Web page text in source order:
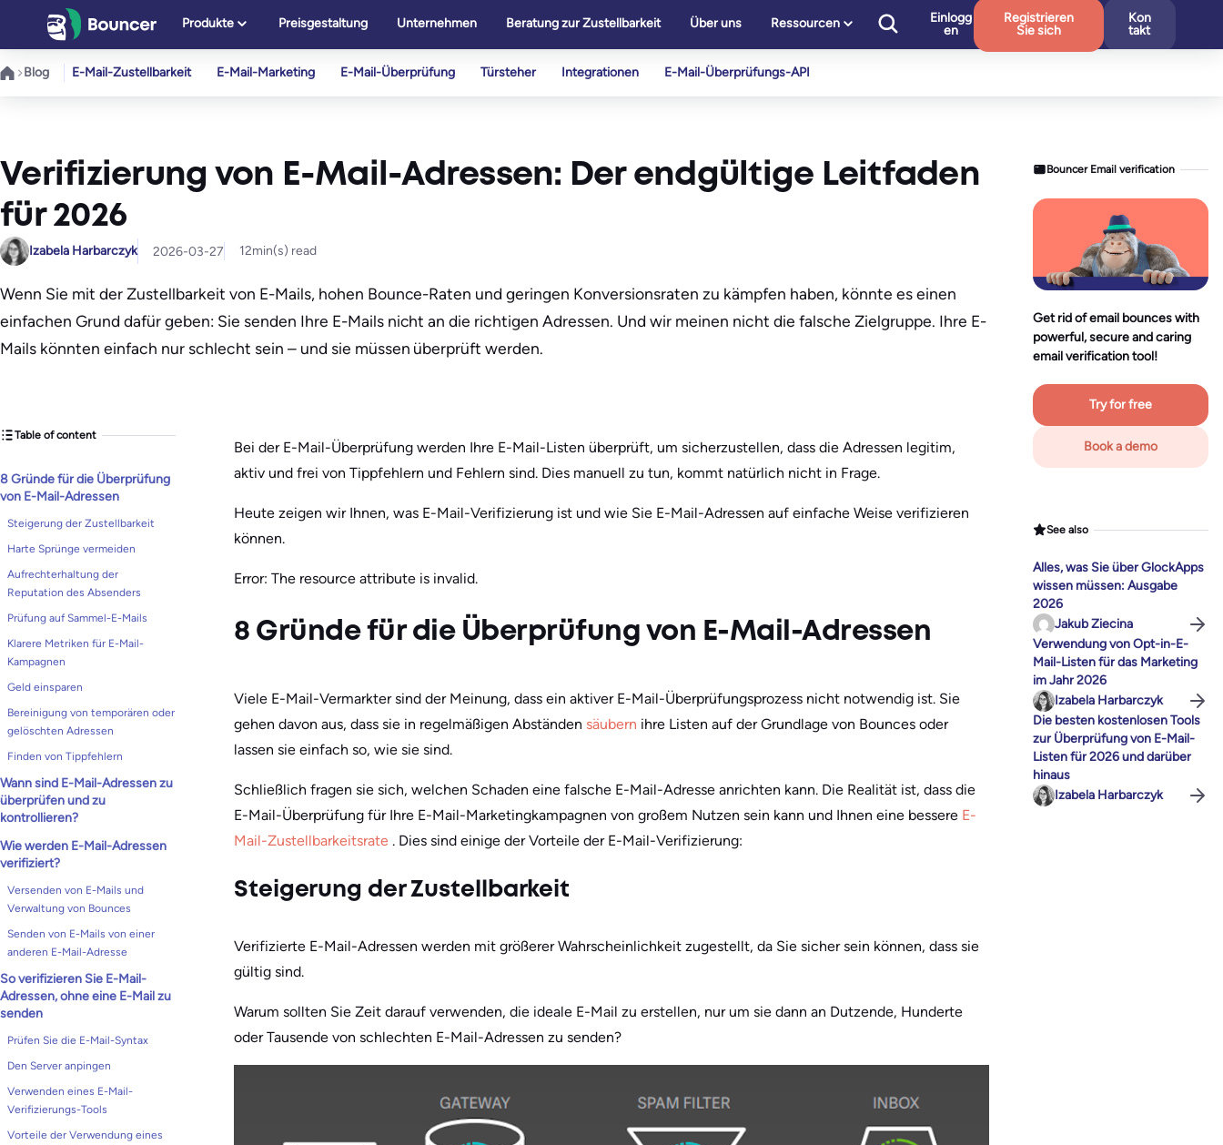
springen
Produkte Preisgestaltung Unternehmen Beratung zur Zustellbarkeit Über uns Ressourcen
Einlogg
en
Registrieren
Sie sich
Kon
takt
Blog E-Mail-Zustellbarkeit E-Mail-Marketing E-Mail-Überprüfung Türsteher Integrationen E-Mail-Überprüfungs-API
Verifizierung von E-Mail-Adressen: Der endgültige Leitfaden
für 2026
Izabela Harbarczyk 2026-03-27 12min(s) read
Wenn Sie mit der Zustellbarkeit von E-Mails, hohen Bounce-Raten und geringen Konversionsraten zu kämpfen haben, könnte es einen
einfachen Grund dafür geben: Sie senden Ihre E-Mails nicht an die richtigen Adressen. Und wir meinen nicht die falsche Zielgruppe. Ihre E-
Mails könnten einfach nur schlecht sein – und sie müssen überprüft werden.
Table of content
8 Gründe für die Überprüfung
von E-Mail-Adressen
Steigerung der Zustellbarkeit
Harte Sprünge vermeiden
Aufrechterhaltung der
Reputation des Absenders
Prüfung auf Sammel-E-Mails
Klarere Metriken für E-Mail-
Kampagnen
Geld einsparen
Bereinigung von temporären oder
gelöschten Adressen
Finden von Tippfehlern
Wann sind E-Mail-Adressen zu
überprüfen und zu
kontrollieren?
Wie werden E-Mail-Adressen
verifiziert?
Versenden von E-Mails und
Verwaltung von Bounces
Senden von E-Mails von einer
anderen E-Mail-Adresse
So verifizieren Sie E-Mail-
Adressen, ohne eine E-Mail zu
senden
Prüfen Sie die E-Mail-Syntax
Den Server anpingen
Verwenden eines E-Mail-
Verifizierungs-Tools
Vorteile der Verwendung eines
Bei der E-Mail-Überprüfung werden Ihre E-Mail-Listen überprüft, um sicherzustellen, dass die Adressen legitim,
aktiv und frei von Tippfehlern und Fehlern sind. Dies manuell zu tun, kommt natürlich nicht in Frage.
Heute zeigen wir Ihnen, was E-Mail-Verifizierung ist und wie Sie E-Mail-Adressen auf einfache Weise verifizieren
können.
Error: The resource attribute is invalid.
8 Gründe für die Überprüfung von E-Mail-Adressen
Viele E-Mail-Vermarkter sind der Meinung, dass ein aktiver E-Mail-Überprüfungsprozess nicht notwendig ist. Sie
gehen davon aus, dass sie in regelmäßigen Abständen säubern ihre Listen auf der Grundlage von Bounces oder
lassen sie einfach so, wie sie sind.
Schließlich fragen sie sich, welchen Schaden eine falsche E-Mail-Adresse anrichten kann. Die Realität ist, dass die
E-Mail-Überprüfung für Ihre E-Mail-Marketingkampagnen von großem Nutzen sein kann und Ihnen eine bessere E-
Mail-Zustellbarkeitsrate . Dies sind einige der Vorteile der E-Mail-Verifizierung:
Steigerung der Zustellbarkeit
Verifizierte E-Mail-Adressen werden mit größerer Wahrscheinlichkeit zugestellt, da Sie sicher sein können, dass sie
gültig sind.
Warum sollten Sie Zeit darauf verwenden, die ideale E-Mail zu erstellen, nur um sie dann an Dutzende, Hunderte
oder Tausende von schlechten E-Mail-Adressen zu senden?
Bouncer Email verification
Get rid of email bounces with
powerful, secure and caring
email verification tool!
Try for free
Book a demo
See also
Alles, was Sie über GlockApps
wissen müssen: Ausgabe
2026
Jakub Ziecina
Verwendung von Opt-in-E-
Mail-Listen für das Marketing
im Jahr 2026
Izabela Harbarczyk
Die besten kostenlosen Tools
zur Überprüfung von E-Mail-
Listen für 2026 und darüber
hinaus
Izabela Harbarczyk